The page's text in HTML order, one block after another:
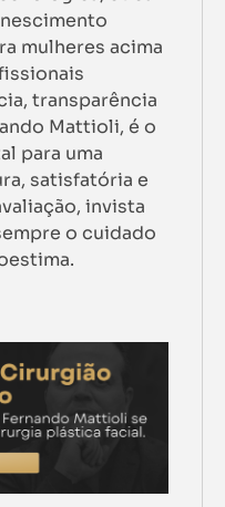
mulheres acima
transparência
Mattioli, é o
para uma
satisfatória e
invista
o cuidado